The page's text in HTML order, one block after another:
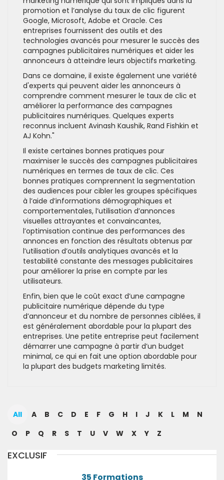
promotion et l’analyse du taux de clic figurent
Google, Microsoft, Adobe et Oracle. Ces
entreprises fournissent des outils et des
technologies avancés pour mesurer le succès des
campagnes publicitaires numériques et aider les
annonceurs à atteindre leurs objectifs marketing.
Dans ce domaine, il existe également une variété
d'experts qui peuvent aider les annonceurs à
comprendre comment mesurer le taux de clic et
améliorer la performance des campagnes
publicitaires numériques. Quelques experts
reconnus incluent Avinash Kaushik, Rand Fishkin et
AJ Kohn."
Il existe certaines bonnes pratiques pour
maximiser le succès des campagnes publicitaires
numériques en termes de taux de clic. Ces
bonnes pratiques comprennent la segmentation
des audiences pour cibler les groupes spécifiques
à l’aide d’informations démographiques et
comportementales, l’utilisation d’annonces
visuelles attrayantes et convaincantes,
l’optimisation continue des performances des
annonces en fonction des résultats obtenus par
l’utilisation d’outils analytiques avancés et la
testabilité constante des messages publicitaires
pour améliorer la prise en compte par les
utilisateurs.
Enfin, bien que le coût exact d’une campagne
publicitaire numérique dépende du type
d’annonceur et du nombre de personnes ciblées, il
est généralement abordable pour la plupart des
entreprises. Une petite entreprise peut facilement
démarrer une campagne à partir d’un budget
minimal, ce qui en fait une option abordable pour
la plupart des budgets marketing limités.
All A B C D E F G H I J K L M
N
O
P Q R S T U V W X Y Z
EXCLUSIF
35 Formations